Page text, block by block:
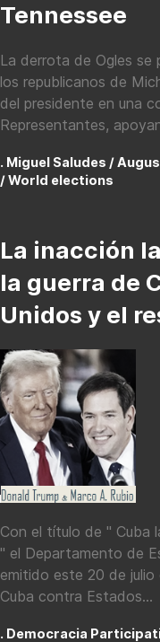
Tennessee
La derrota de Ogles se
los republicanos de
del presidente en una
Representantes,
. Miguel Saludes /
/ World elections
La inacción
la guerra de
Unidos y el
Con el título de " Cuba
" el Departamento de
emitido este 20 de julio
Cuba contra Estados...
. Democracia